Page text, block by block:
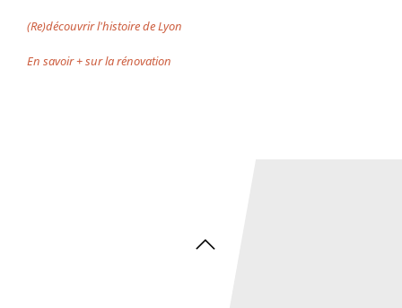
La salle Récamier du Musée d'Histoire de Lyon vers 1920 - ©
(Re)découvrir l'histoire de Lyon
En savoir + sur la rénovation